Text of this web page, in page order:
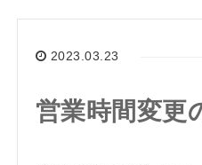
2023.03.23
営業時間変更